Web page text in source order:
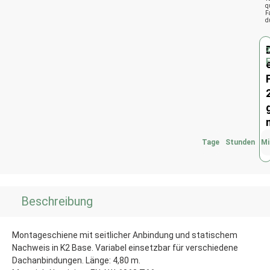
Tage Stunden
Beschreibung
Montageschiene mit seitlicher Anbindung und statischem
Nachweis in K2 Base. Variabel einsetzbar für verschiedene
Dachanbindungen. Länge: 4,80 m.